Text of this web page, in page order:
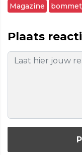
Magazine
Plaats